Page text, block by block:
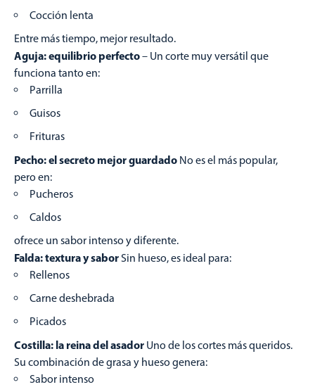
Cocción lenta
Entre más tiempo, mejor resultado.
Aguja: equilibrio perfecto– Un corte muy versátil que
funciona tanto en:
Parrilla
Guisos
Frituras
Pecho: el secreto mejor guardado No es el más popular,
pero en:
Pucheros
Caldos
ofrece un sabor intenso y diferente.
Falda: textura y saborSin hueso, es ideal para:
Rellenos
Carne deshebrada
Picados
Costilla: la reina del asador Uno de los cortes más queridos.
Su combinación de grasa y hueso genera:
Sabor intenso